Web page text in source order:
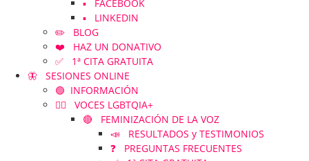
▪️ FACEBOOK
▪️ LINKEDIN
✏️ BLOG
❤️ HAZ UN DONATIVO
✅ 1ª CITA GRATUITA
🦋 SESIONES ONLINE
🟢 INFORMACIÓN
🏳️‍🌈 VOCES LGBTQIA+
🔴 FEMINIZACIÓN DE LA VOZ
📣 RESULTADOS y TESTIMONIOS
❓ PREGUNTAS FRECUENTES